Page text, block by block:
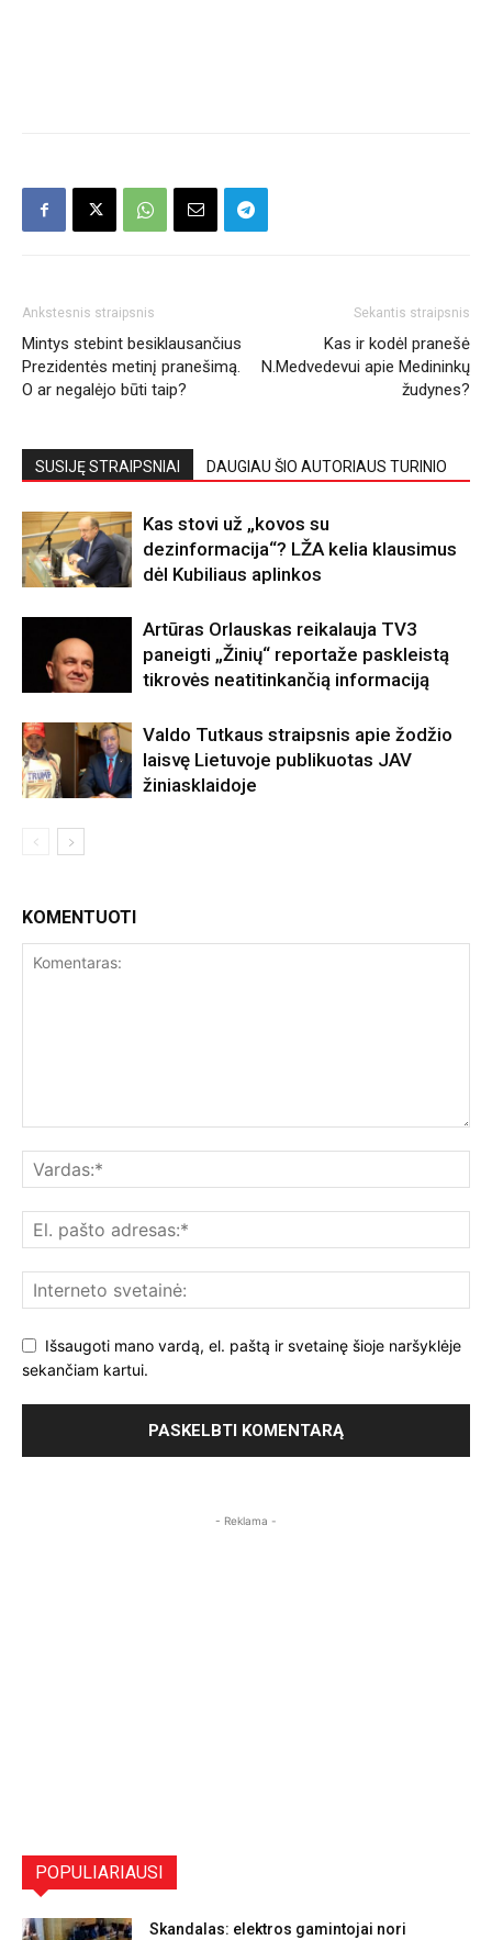
Ankstesnis straipsnis
Mintys stebint besiklausančius
Prezidentės metinį pranešimą.
O ar negalėjo būti taip?
Sekantis straipsnis
Kas ir kodėl pranešė
N.Medvedevui apie Medininkų
žudynes?
SUSIJĘ STRAIPSNIAI DAUGIAU ŠIO AUTORIAUS TURINIO
Kas stovi už „kovos su
dezinformacija“? LŽA kelia klausimus
dėl Kubiliaus aplinkos
Artūras Orlauskas reikalauja TV3
paneigti „Žinių“ reportaže paskleistą
tikrovės neatitinkančią informaciją
Valdo Tutkaus straipsnis apie žodžio
laisvę Lietuvoje publikuotas JAV
žiniasklaidoje
KOMENTUOTI
Išsaugoti mano vardą, el. paštą ir svetainę šioje naršyklėje
sekančiam kartui.
- Reklama -
POPULIARIAUSI
Skandalas: elektros gamintojai nori